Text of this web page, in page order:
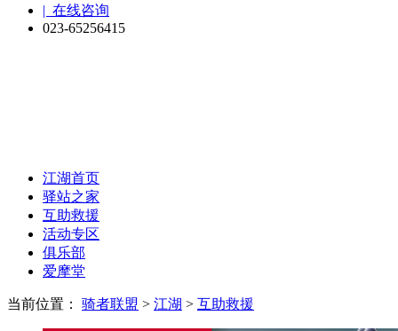
| 在线咨询
023-65256415
江湖首页
驿站之家
互助救援
活动专区
俱乐部
爱摩堂
当前位置： 骑者联盟 > 江湖 > 互助救援